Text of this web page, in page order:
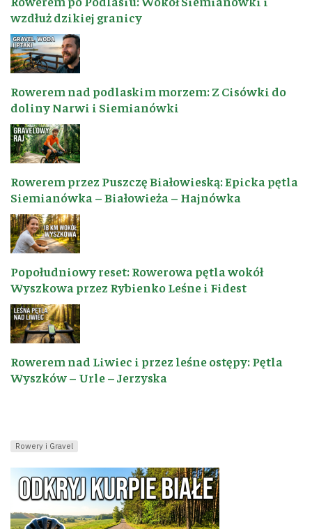
wzdłuż dzikiej granicy
Rowerem nad podlaskim morzem: Z Cisówki do
doliny Narwi i Siemianówki
Rowerem przez Puszczę Białowieską: Epicka pętla
Siemianówka – Białowieża – Hajnówka
Popołudniowy reset: Rowerowa pętla wokół
Wyszkowa przez Rybienko Leśne i Fidest
Rowerem nad Liwiec i przez leśne ostępy: Pętla
Wyszków – Urle – Jerzyska
Rowery i Gravel